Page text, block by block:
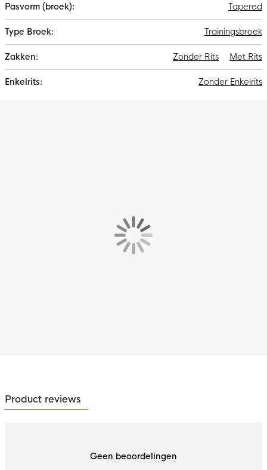
Tapered
Trainingsbroek
Met Rits
Zonder Rits
Zonder Enkelrits
Product reviews
Geen beoordelingen